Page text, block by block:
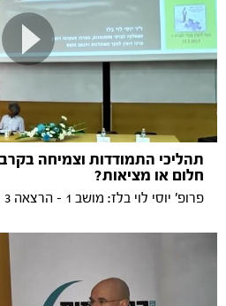
תהליכי התמודדות וצמיחה
חלום או מציאות?
פרופ' יוסי לוי בלז: מושב 1 - הרצאה 3